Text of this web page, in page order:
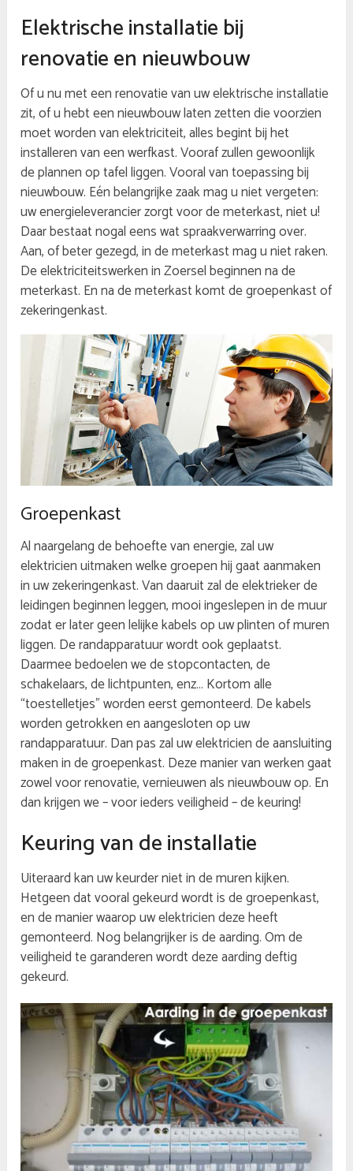
Elektrische installatie bij
renovatie en nieuwbouw
Of u nu met een renovatie van uw elektrische installatie
zit, of u hebt een nieuwbouw laten zetten die voorzien
moet worden van elektriciteit, alles begint bij het
installeren van een werfkast. Vooraf zullen gewoonlijk
de plannen op tafel liggen. Vooral van toepassing bij
nieuwbouw. Eén belangrijke zaak mag u niet vergeten:
uw energieleverancier zorgt voor de meterkast, niet u!
Daar bestaat nogal eens wat spraakverwarring over.
Aan, of beter gezegd, in de meterkast mag u niet raken.
De elektriciteitswerken in Zoersel beginnen na de
meterkast. En na de meterkast komt de groepenkast of
zekeringenkast.
Groepenkast
Al naargelang de behoefte van energie, zal uw
elektricien uitmaken welke groepen hij gaat aanmaken
in uw zekeringenkast. Van daaruit zal de elektrieker de
leidingen beginnen leggen, mooi ingeslepen in de muur
zodat er later geen lelijke kabels op uw plinten of muren
liggen. De randapparatuur wordt ook geplaatst.
Daarmee bedoelen we de stopcontacten, de
schakelaars, de lichtpunten, enz… Kortom alle
“toestelletjes” worden eerst gemonteerd. De kabels
worden getrokken en aangesloten op uw
randapparatuur. Dan pas zal uw elektricien de aansluiting
maken in de groepenkast. Deze manier van werken gaat
zowel voor renovatie, vernieuwen als nieuwbouw op. En
dan krijgen we – voor ieders veiligheid – de keuring!
Keuring van de installatie
Uiteraard kan uw keurder niet in de muren kijken.
Hetgeen dat vooral gekeurd wordt is de groepenkast,
en de manier waarop uw elektricien deze heeft
gemonteerd. Nog belangrijker is de aarding. Om de
veiligheid te garanderen wordt deze aarding deftig
gekeurd.